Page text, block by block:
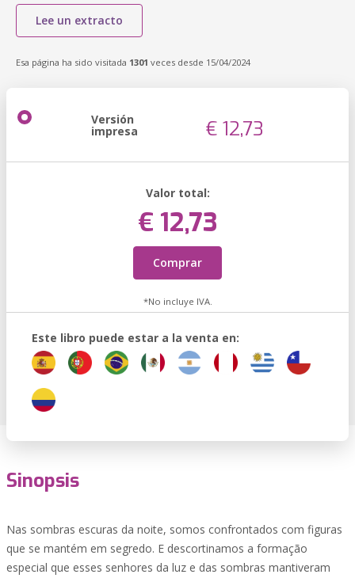
Lee un extracto
Esa página ha sido visitada 1301 veces desde 15/04/2024
Versión
impresa € 12,73
Valor total:
€ 12,73
Comprar
*No incluye IVA.
Este libro puede estar a la venta en:
Sinopsis
Nas sombras escuras da noite, somos confrontados com figuras
que se mantém em segredo. E descortinamos a formação
especial que esses senhores da luz e das sombras mantiveram